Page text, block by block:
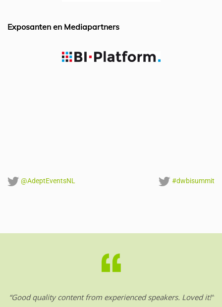
Exposanten en Mediapartners
@AdeptEventsNL #dwbisummit
“Good quality content from experienced speakers. Loved it!”